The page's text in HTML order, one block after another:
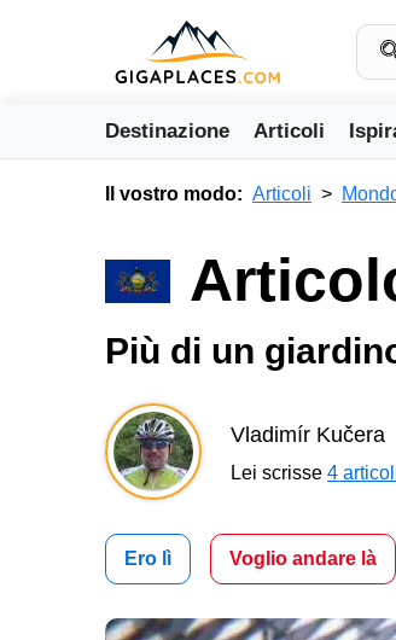
Destinazione Articoli
Il vostro modo: Articoli
Più di un
Vladimír Kučera
Lei scrisse 4
Ero lì Voglio andare là